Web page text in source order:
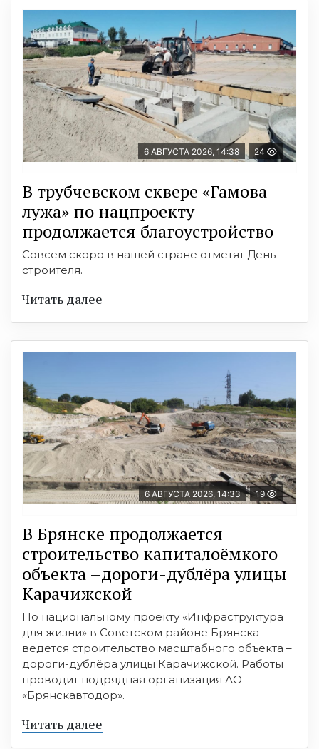
6 АВГУСТА 2026, 14:38 24
В трубчевском сквере «Гамова
лужа» по нацпроекту
продолжается благоустройство
Совсем скоро в нашей стране отметят День
строителя.
Читать далее
6 АВГУСТА 2026, 14:33 19
В Брянске продолжается
строительство капиталоёмкого
объекта –дороги-дублёра улицы
Карачижской
По национальному проекту «Инфраструктура
для жизни» в Советском районе Брянска
ведется строительство масштабного объекта –
дороги-дублёра улицы Карачижской. Работы
проводит подрядная организация АО
«Брянскавтодор».
Читать далее